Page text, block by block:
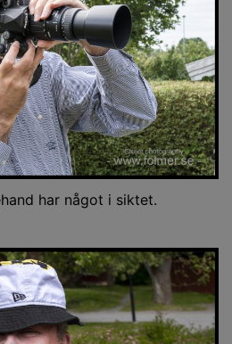
har något i siktet.